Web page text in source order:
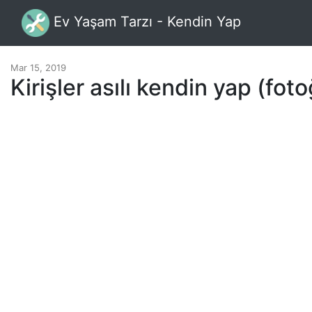
Ev Yaşam Tarzı - Kendin Yap
Mar 15, 2019
Kirişler asılı kendin yap